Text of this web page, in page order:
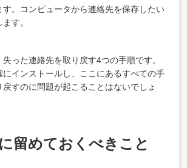
す。コンピュータから連絡先を保存したい
す。
った連絡先を取り戻す4つの手順です。
にインストールし、ここにあるすべての手
すのに問題が起こることはないでしょ
留めておくべきこと